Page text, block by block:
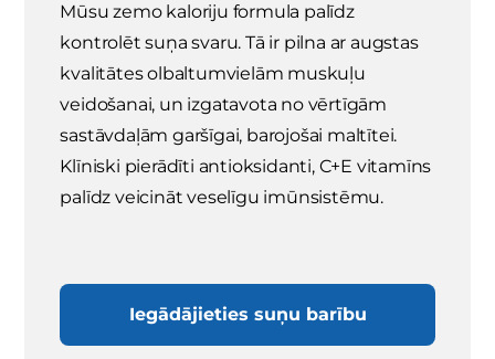
Mūsu zemo kaloriju formula palīdz
kontrolēt suņa svaru. Tā ir pilna ar augstas
kvalitātes olbaltumvielām muskuļu
veidošanai, un izgatavota no vērtīgām
sastāvdaļām garšīgai, barojošai maltītei.
Klīniski pierādīti antioksidanti, C+E vitamīns
palīdz veicināt veselīgu imūnsistēmu.
Iegādājieties suņu barību